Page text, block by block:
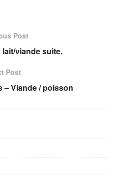
Post
viande suite.
Post
– Viande / poisson